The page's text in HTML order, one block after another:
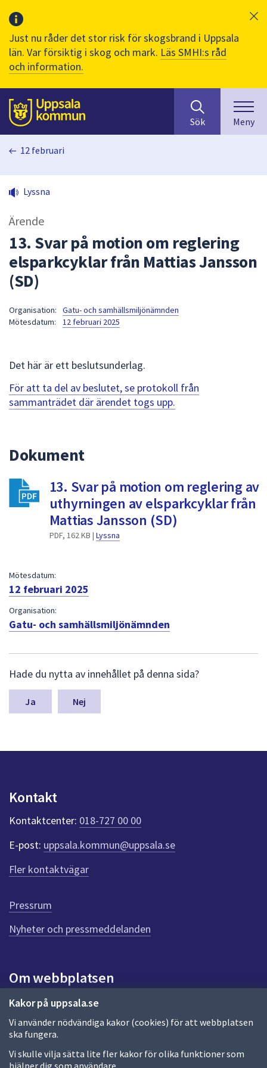
Just nu råder det stor risk för skogsbrand i Uppsala
län. Var försiktig i skog och mark. Läs SMHI:s råd
och information.
Till sidans
huvudinnehåll
efter
innehåll
på
sökfältet
kommer
sökförslag
under
att
navigera
mellan
välja
något
av
Sök Meny
Kakor på uppsala.se
Vi använder nödvändiga kakor (cookies) för att webbplatsen
ska fungera.
Vi skulle vilja sätta lite fler kakor för olika funktioner som
hjälper dig som användare.
12 februari
Lyssna
Ärende
13. Svar på motion om reglering
elsparkcyklar från Mattias Jansson
(SD)
Organisation:
Gatu- och samhällsmiljönämnden
Mötesdatum:
12 februari 2025
Det här är ett beslutsunderlag.
För att ta del av beslutet, se protokoll från
sammanträdet där ärendet togs upp.
Dokument
13. Svar på motion om reglering av
uthyrningen av elsparkcyklar från
Mattias Jansson (SD)
PDF, 162 KB | Lyssna
Mötesdatum:
12 februari 2025
Organisation:
Gatu- och samhällsmiljönämnden
ä
m
a
n
k
t
e
r
f
ö
r
e
n
n
a
d
a
Hade du nytta av innehållet på denna sida?
Nej
Kontakt
Kontaktcenter: 018-727 00 00
E-post: uppsala.kommun@uppsala.se
Fler kontaktvägar
Pressrum
Nyheter och pressmeddelanden
Om webbplatsen
Om webbplatsen
Allmänna handlingar och diarium
Behandling av personuppgifter